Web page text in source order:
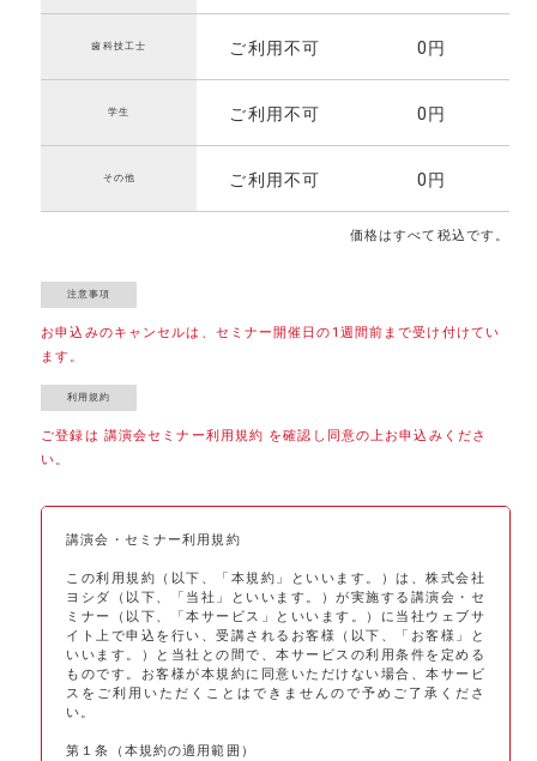
歯科技工士 ご利用不可 0円
学生 ご利用不可 0円
その他 ご利用不可 0円
価格はすべて税込です。
お申込みのキャンセルは、セミナー開催日の1週間前まで受け付けてい
ます。
ご登録は 講演会セミナー利用規約 を確認し同意の上お申込みくださ
い。
講演会・セミナー利用規約
この利用規約（以下、「本規約」といいます。）は、株式会社
ヨシダ（以下、「当社」といいます。）が実施する講演会・セ
ミナー（以下、「本サービス」といいます。）に当社ウェブサ
イト上で申込を行い、受講されるお客様（以下、「お客様」と
いいます。）と当社との間で、本サービスの利用条件を定める
ものです。お客様が本規約に同意いただけない場合、本サービ
スをご利用いただくことはできませんので予めご了承くださ
い。
第１条（本規約の適用範囲）